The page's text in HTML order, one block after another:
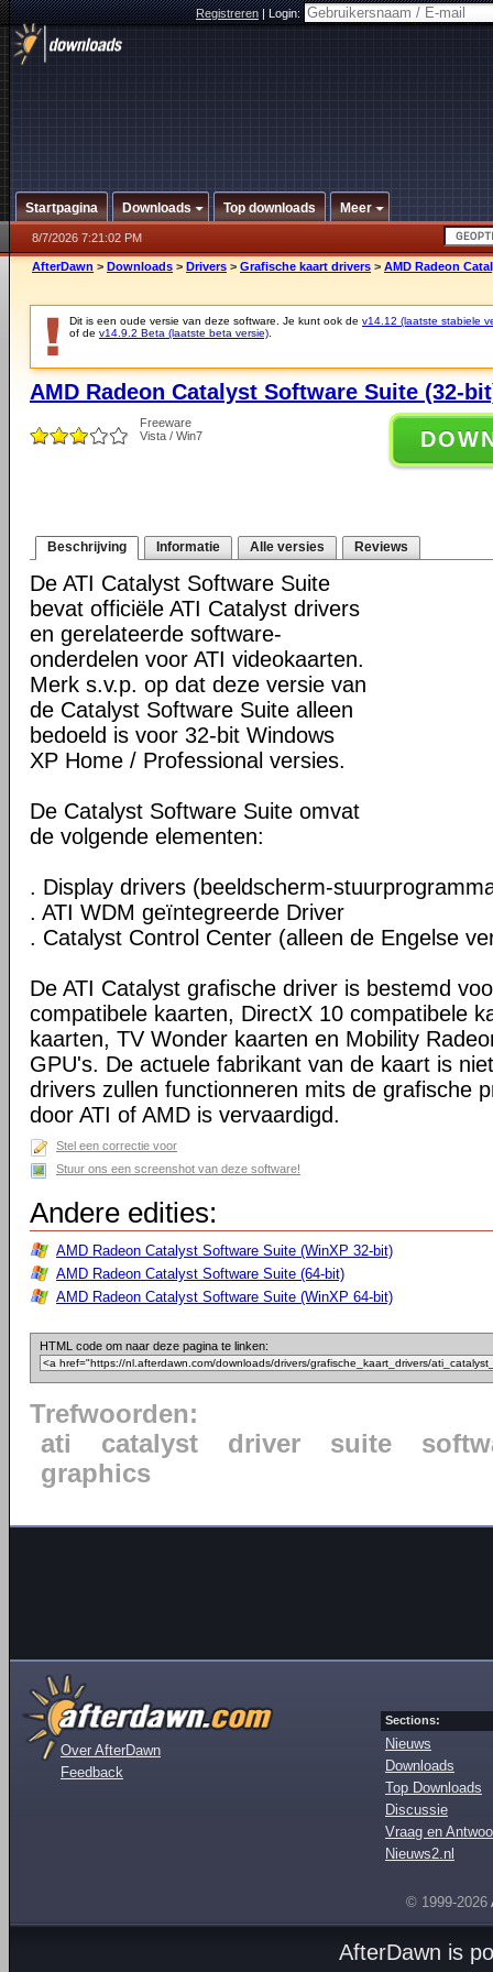
Registreren|Login:
Startpagina Downloads Top downloads Meer
8/7/2026 7:21:02 PM
AfterDawn > Downloads > Drivers > Grafische kaart drivers > AMD Radeon
Dit is een oude versie van deze software. Je kunt ook de v14.12 (laatste stabiele
of de v14.9.2 Beta (laatste beta versie)
AMD Radeon Catalyst Software Suite (32-
Freeware
Vista / Win7
Beschrijving Informatie Alle versies Reviews
De ATI Catalyst Software Suite
bevat officiële ATI Catalyst drivers
en gerelateerde software-
onderdelen voor ATI videokaarten.
Merk s.v.p. op dat deze versie van
de Catalyst Software Suite alleen
bedoeld is voor 32-bit Windows
XP Home / Professional versies.
De Catalyst Software Suite omvat
de volgende elementen:
. Display drivers (beeldscherm-
. ATI WDM geïntegreerde Driver
. Catalyst Control Center (alleen de Engelse
De ATI Catalyst grafische driver is bestemd
compatibele kaarten, DirectX 10 compatibele
kaarten, TV Wonder kaarten en Mobility
GPU's. De actuele fabrikant van de kaart is
drivers zullen functionneren mits de grafische
door ATI of AMD is vervaardigd.
Stel een correctie voor
Stuur ons een screenshot van deze software!
Andere edities:
AMD Radeon Catalyst Software Suite (WinXP 32-bit)
AMD Radeon Catalyst Software Suite (64-bit)
AMD Radeon Catalyst Software Suite (WinXP 64-bit)
HTML code om naar deze pagina te linken:
Trefwoorden:
ati
catalyst driver suite
graphics
Over AfterDawn
Feedback
Sections:
Nieuws
Downloads
Top Downloads
Discussie
Vraag en
Nieuws2.nl
© 1999-2026
AfterDawn is